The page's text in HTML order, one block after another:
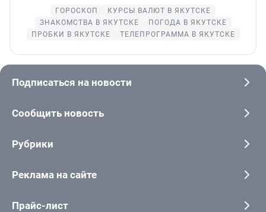
ГОРОСКОП
КУРСЫ ВАЛЮТ В ЯКУТСКЕ
ЗНАКОМСТВА В ЯКУТСКЕ
ПОГОДА В ЯКУТСКЕ
ПРОБКИ В ЯКУТСКЕ
ТЕЛЕПРОГРАММА В ЯКУТСКЕ
Подписаться на новости
Сообщить новость
Рубрики
Реклама на сайте
Прайс-лист